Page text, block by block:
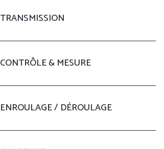
TRANSMISSION
CONTRÔLE & MESURE
ENROULAGE / DÉROULAGE